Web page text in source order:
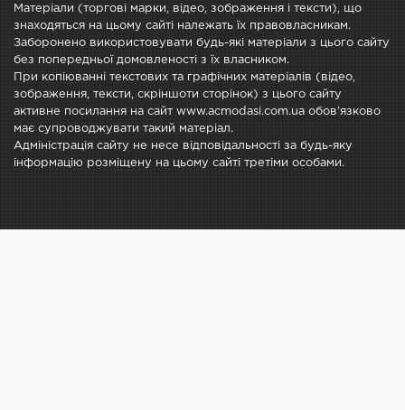
Матеріали (торгові марки, відео, зображення і тексти), що
знаходяться на цьому сайті належать їх правовласникам.
Заборонено використовувати будь-які матеріали з цього сайту
без попередньої домовленості з їх власником.
При копіюванні текстових та графічних матеріалів (відео,
зображення, тексти, скріншоти сторінок) з цього сайту
активне посилання на сайт www.acmodasi.com.ua обов'язково
має супроводжувати такий матеріал.
Адміністрація сайту не несе відповідальності за будь-яку
інформацію розміщену на цьому сайті третіми особами.